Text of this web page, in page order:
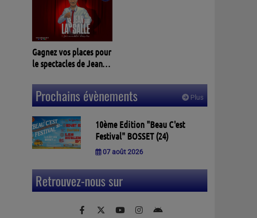
Gagnez vos places pour
le spectacles de Jean
(33)
Plus
Prochains évènements
10ème Edition "Beau C'est
Festival" BOSSET (24)
07 août 2026
Retrouvez-nous sur